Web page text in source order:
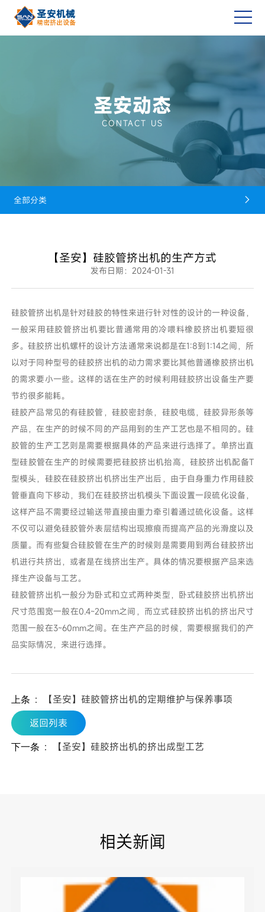
圣安动态
CONTACT US
全部分类 
【圣安】硅胶管挤出机的生产方式
发布日期：2024-01-31
硅胶管挤出机是针对硅胶的特性来进行针对性的设计的一种设备，
一般采用硅胶管挤出机要比普通常用的冷喂料橡胶挤出机要短很
多。硅胶挤出机螺杆的设计方法通常来说都是在1:8到1:14之间，所
以对于同种型号的硅胶挤出机的动力需求要比其他普通橡胶挤出机
的需求要小一些。这样的话在生产的时候利用硅胶挤出设备生产要
节约很多能耗。
硅胶产品常见的有硅胶管，硅胶密封条，硅胶电缆，硅胶异形条等
产品，在生产的时候不同的产品用到的生产工艺也是不相同的。硅
胶管的生产工艺则是需要根据具体的产品来进行选择了。单挤出直
型硅胶管在生产的时候需要把硅胶挤出机抬高，硅胶挤出机配备T
型模头，硅胶在硅胶挤出机挤出生产出后，由于自身重力作用硅胶
管垂直向下移动，我们在硅胶挤出机模头下面设置一段硫化设备，
这样产品不需要经过输送带直接由重力牵引着通过硫化设备。这样
不仅可以避免硅胶管外表层结构出现擦痕而提高产品的光滑度以及
质量。而有些复合硅胶管在生产的时候则是需要用到两台硅胶挤出
机进行共挤出，或者是在线挤出生产。具体的情况要根据产品来选
择生产设备与工艺。
硅胶管挤出机一般分为卧式和立式两种类型，卧式硅胶挤出机挤出
尺寸范围宽一般在0.4~20mm之间，而立式硅胶挤出机的挤出尺寸
范围一般在3~60mm之间。在生产产品的时候，需要根据我们的产
品实际情况，来进行选择。
上条 ：
【圣安】硅胶管挤出机的定期维护与保养事项
返回列表
下一条 ： 【圣安】硅胶挤出机的挤出成型工艺
相关新闻